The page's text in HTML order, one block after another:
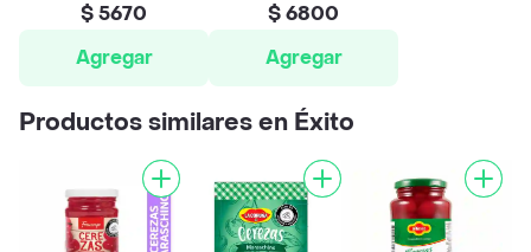
$ 5670
Agregar
$ 6800
Agregar
Productos similares en Éxito